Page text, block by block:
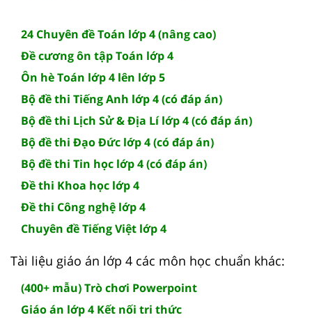
24 Chuyên đề Toán lớp 4 (nâng cao)
Đề cương ôn tập Toán lớp 4
Ôn hè Toán lớp 4 lên lớp 5
Bộ đề thi Tiếng Anh lớp 4 (có đáp án)
Bộ đề thi Lịch Sử & Địa Lí lớp 4 (có đáp án)
Bộ đề thi Đạo Đức lớp 4 (có đáp án)
Bộ đề thi Tin học lớp 4 (có đáp án)
Đề thi Khoa học lớp 4
Đề thi Công nghệ lớp 4
Chuyên đề Tiếng Việt lớp 4
Tài liệu giáo án lớp 4 các môn học chuẩn khác:
(400+ mẫu) Trò chơi Powerpoint
Giáo án lớp 4 Kết nối tri thức